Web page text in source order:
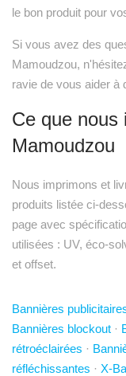
le bon produit pour
Si vous avez des
Mamoudzou,
ravie de vous aider à
Ce que nous
Mamoudzou
Nous imprimons et
produits listée ci-
page avec
utilisées : UV, éco-
et offset.
Bannières
Bannières blockout ·
rétroéclairées ·
réfléchissantes · X-